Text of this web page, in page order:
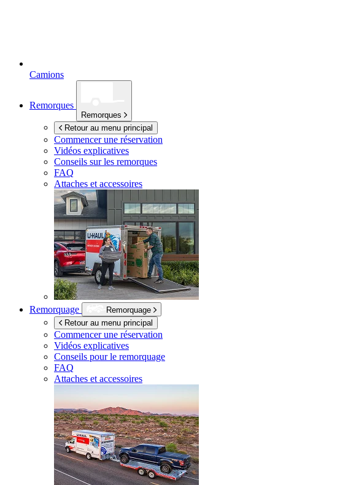
Camions
Remorques
Remorques
Retour au menu principal
Commencer une réservation
Vidéos explicatives
Conseils sur les remorques
FAQ
Attaches et accessoires
Remorquage
Remorquage
Retour au menu principal
Commencer une réservation
Vidéos explicatives
Conseils pour le remorquage
FAQ
Attaches et accessoires